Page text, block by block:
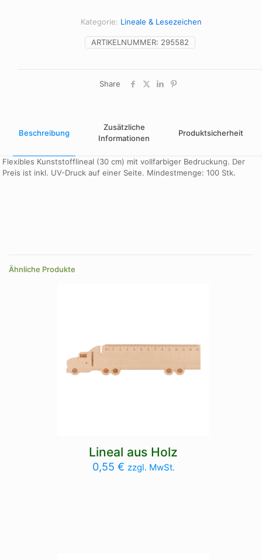
ARTIKELNUMMER: 295582
Kategorie: Lineale & Lesezeichen
Share
Beschreibung
Zusätzliche
Informationen
Produktsicherheit
Flexibles Kunststofflineal (30 cm) mit vollfarbiger Bedruckung. Der
Preis ist inkl. UV-Druck auf einer Seite. Mindestmenge: 100 Stk.
Ähnliche Produkte
Lineal aus Holz
0,55 € zzgl. MwSt.